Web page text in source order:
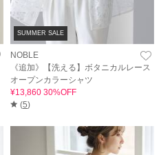
SUMMER SALE
NOBLE
《追加》【洗える】ボタニカルレース
オープンカラーシャツ
¥13,860 30%OFF
(5)